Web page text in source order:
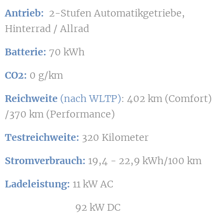
Antrieb: 2-Stufen Automatikgetriebe,
Hinterrad / Allrad
Batterie: 70 kWh
CO2: 0 g/km
Reichweite (nach WLTP): 402 km (Comfort)
/370 km (Performance)
Testreichweite: 320 Kilometer
Stromverbrauch: 19,4 - 22,9 kWh/100 km
Ladeleistung: 11 kW AC
92 kW DC